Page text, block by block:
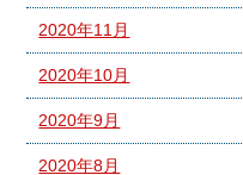
2020年11月
2020年10月
2020年9月
2020年8月